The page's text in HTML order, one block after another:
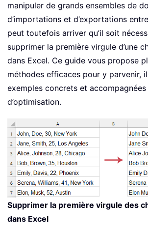
manipuler de grands ensembles de
d’importations et d’exportations
peut toutefois arriver qu’il soit
supprimer la première virgule d’une
dans Excel. Ce guide vous propose
méthodes efficaces pour y parvenir,
exemples concrets et
d’optimisation.
Supprimer la première virgule des
dans Excel